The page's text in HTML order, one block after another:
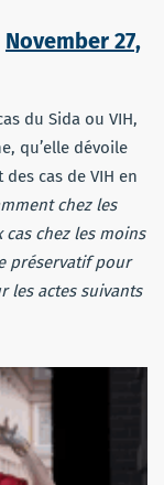
November 27,
du Sida ou VIH,
qu’elle dévoile
cas de VIH en
chez les
cas chez les moins
préservatif pour
les actes suivants